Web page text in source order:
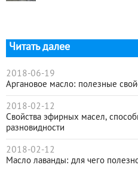
Читать далее
2018-06-19
Аргановое масло: полезные
2018-02-12
Свойства эфирных масел,
разновидности
2018-02-12
Масло лаванды: для чего